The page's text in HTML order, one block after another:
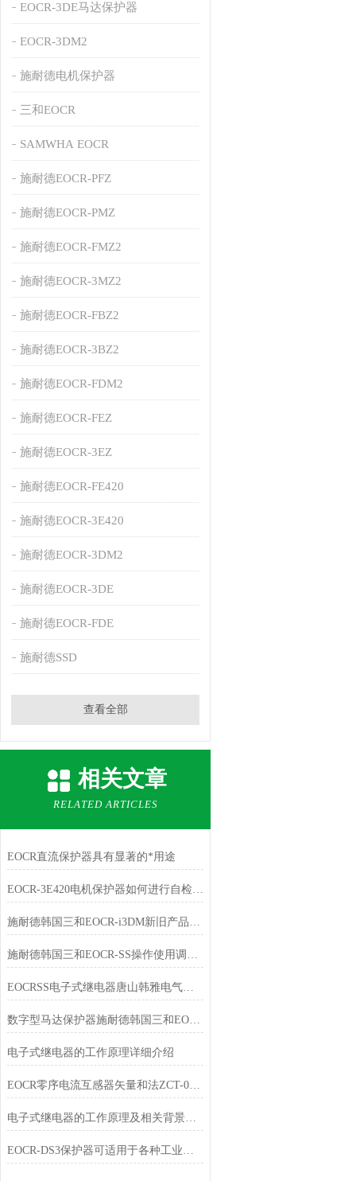
EOCR-3DE马达保护器
EOCR-3DM2
施耐德电机保护器
三和EOCR
SAMWHA EOCR
施耐德EOCR-PFZ
施耐德EOCR-PMZ
施耐德EOCR-FMZ2
施耐德EOCR-3MZ2
施耐德EOCR-FBZ2
施耐德EOCR-3BZ2
施耐德EOCR-FDM2
施耐德EOCR-FEZ
施耐德EOCR-3EZ
施耐德EOCR-FE420
施耐德EOCR-3E420
施耐德EOCR-3DM2
施耐德EOCR-3DE
施耐德EOCR-FDE
施耐德SSD
查看全部
相关文章
RELATED ARTICLES
EOCR直流保护器具有显著的*用途
EOCR-3E420电机保护器如何进行自检和故障记录查询
施耐德韩国三和EOCR-i3DM新旧产品产品订购代码对应表
施耐德韩国三和EOCR-SS操作使用调整选型及报价
EOCRSS电子式继电器唐山韩雅电气供应型号列表
数字型马达保护器施耐德韩国三和EOCR-SSD
电子式继电器的工作原理详细介绍
EOCR零序电流互感器矢量和法ZCT-035/080/120
电子式继电器的工作原理及相关背景介绍
EOCR-DS3保护器可适用于各种工业环境中